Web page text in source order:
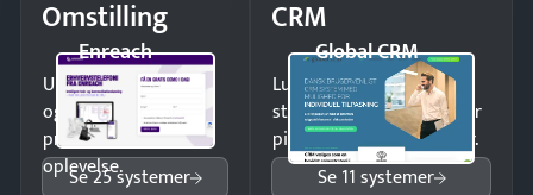
Omstilling
Enreach
Undgå tabte opkald
og giv kunderne en
professionel
oplevelse.
Se 25 systemer
CRM
Global CRM
Luk flere salg med et
struktureret overblik over
pipeline og opfølgninger.
Se 11 systemer